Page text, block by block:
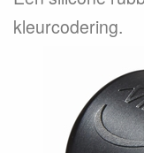
kleurcodering.